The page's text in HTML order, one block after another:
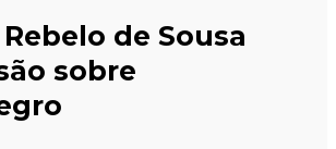
de Sousa
sobre